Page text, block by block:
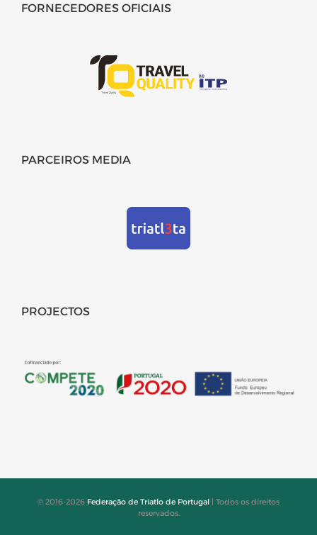
FORNECEDORES OFICIAIS
PARCEIROS MEDIA
PROJECTOS
© 2016-2026 Federação de Triatlo de Portugal | Todos os direitos
reservados.